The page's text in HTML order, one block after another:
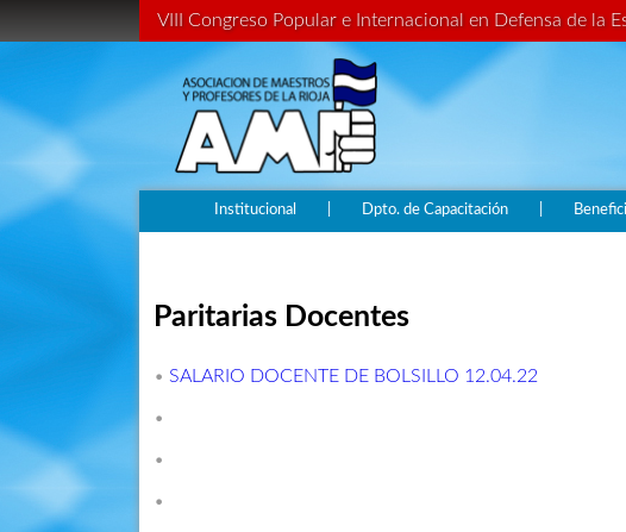
VIII Congreso Popular e Internacional en Defensa de la
Institucional Dpto. de Capacitación
Paritarias Docentes
• SALARIO DOCENTE DE BOLSILLO 12.04.22
•
•
•